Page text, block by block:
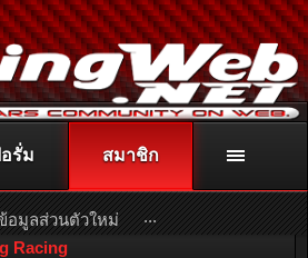
หรือโทร. 081-811-1138
ยละเอียดเพิ่มเติม คลิกที่นี่
Racing
รั่ม สมาชิก
อมูลส่วนตัวใหม่ ...